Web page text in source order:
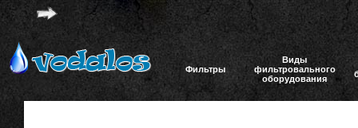
Фильтры
Виды
фильтровального
оборудования